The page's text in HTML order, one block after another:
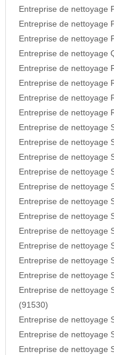
Entreprise de nettoyage
Entreprise de nettoyage
Entreprise de nettoyage
Entreprise de nettoyage
Entreprise de nettoyage
Entreprise de nettoyage
Entreprise de nettoyage
Entreprise de nettoyage
Entreprise de nettoyage
Entreprise de nettoyage
Entreprise de nettoyage
Entreprise de nettoyage
Entreprise de nettoyage
Entreprise de nettoyage
Entreprise de nettoyage
Entreprise de nettoyage
Entreprise de nettoyage
Entreprise de nettoyage
Entreprise de nettoyage
Entreprise de nettoyage
(91530)
Entreprise de nettoyage
Entreprise de nettoyage
Entreprise de nettoyage